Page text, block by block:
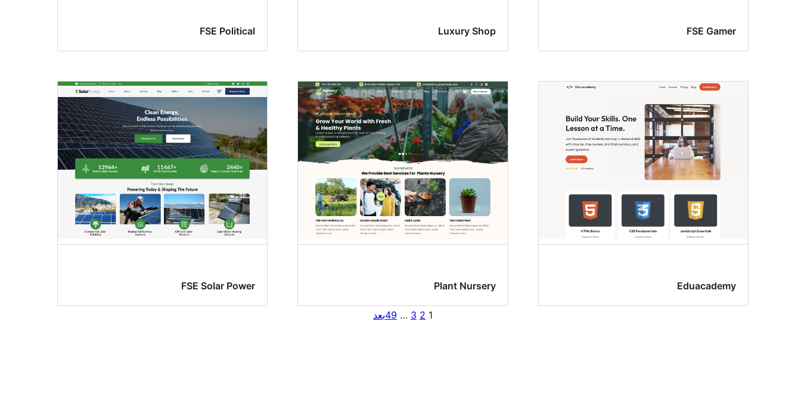
FSE Gamer
Luxury Shop
FSE Political
Eduacademy
Plant Nursery
FSE Solar Power
1
2
3
…
49بعد